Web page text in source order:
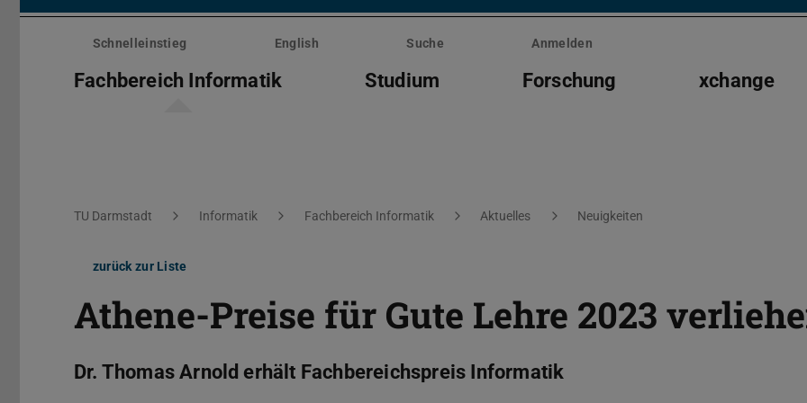
Menü
überspringenSchnelleinstieg English Suche Anmelden
Fachbereich Informatik Studium Forschung xchange
Sie befinden sich hier:
TU Darmstadt Informatik Fachbereich Informatik Aktuelles Neuigkeiten
zurück zur Liste
Athene-Preise für Gute Lehre 2023
Dr. Thomas Arnold erhält Fachbereichspreis Informatik